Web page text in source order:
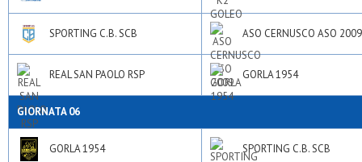
SPORTING C.B. SCB ASO CERNUSCO ASO 2009
REAL SAN PAOLO RSP GORLA 1954
GIORNATA 06
GORLA 1954 SPORTING C.B. SCB